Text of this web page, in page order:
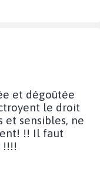
et dégoûtée
le droit
et sensibles, ne
!! Il faut
!!!!